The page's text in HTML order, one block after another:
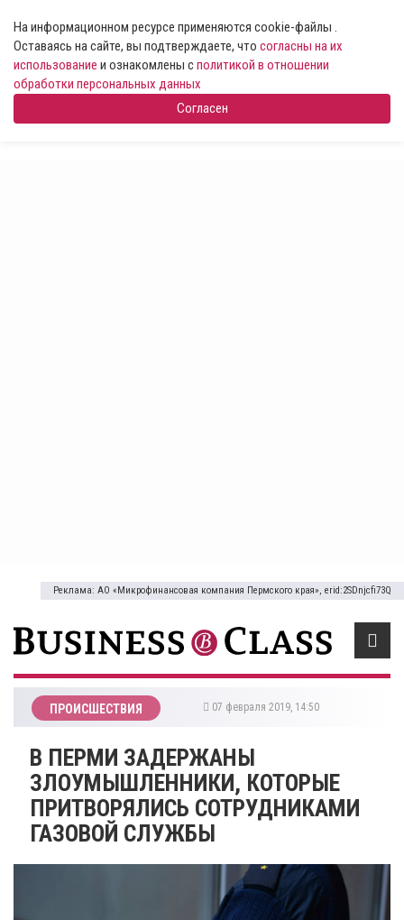
На информационном ресурсе применяются cookie-файлы .
Оставаясь на сайте, вы подтверждаете, что согласны на их
использование и ознакомлены сполитикой в отношении
обработки персональных данных
Согласен
Реклама: АО «Микрофинансовая компания Пермского края», erid:2SDnjcfi73Q
ПРОИСШЕСТВИЯ 07 февраля 2019, 14:50
В ПЕРМИ ЗАДЕРЖАНЫ
ЗЛОУМЫШЛЕННИКИ, КОТОРЫЕ
ПРИТВОРЯЛИСЬ СОТРУДНИКАМИ
ГАЗОВОЙ СЛУЖБЫ